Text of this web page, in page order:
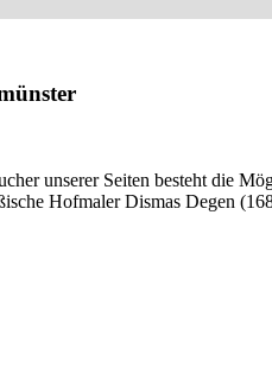
unserer Seiten besteht die
Hofmaler Dismas Degen